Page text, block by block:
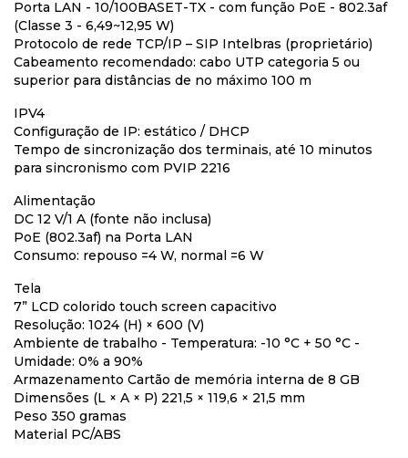
Porta LAN - 10/100BASET-TX - com função PoE - 802.3af
(Classe 3 - 6,49~12,95 W)
Protocolo de rede TCP/IP – SIP Intelbras (proprietário)
Cabeamento recomendado: cabo UTP categoria 5 ou
superior para distâncias de no máximo 100 m
IPV4
Configuração de IP: estático / DHCP
Tempo de sincronização dos terminais, até 10 minutos
para sincronismo com PVIP 2216
Alimentação
DC 12 V/1 A (fonte não inclusa)
PoE (802.3af) na Porta LAN
Consumo: repouso =4 W, normal =6 W
Tela
7” LCD colorido touch screen capacitivo
Resolução: 1024 (H) × 600 (V)
Ambiente de trabalho - Temperatura: -10 °C + 50 °C -
Umidade: 0% a 90%
Armazenamento Cartão de memória interna de 8 GB
Dimensões (L × A × P) 221,5 × 119,6 × 21,5 mm
Peso 350 gramas
Material PC/ABS